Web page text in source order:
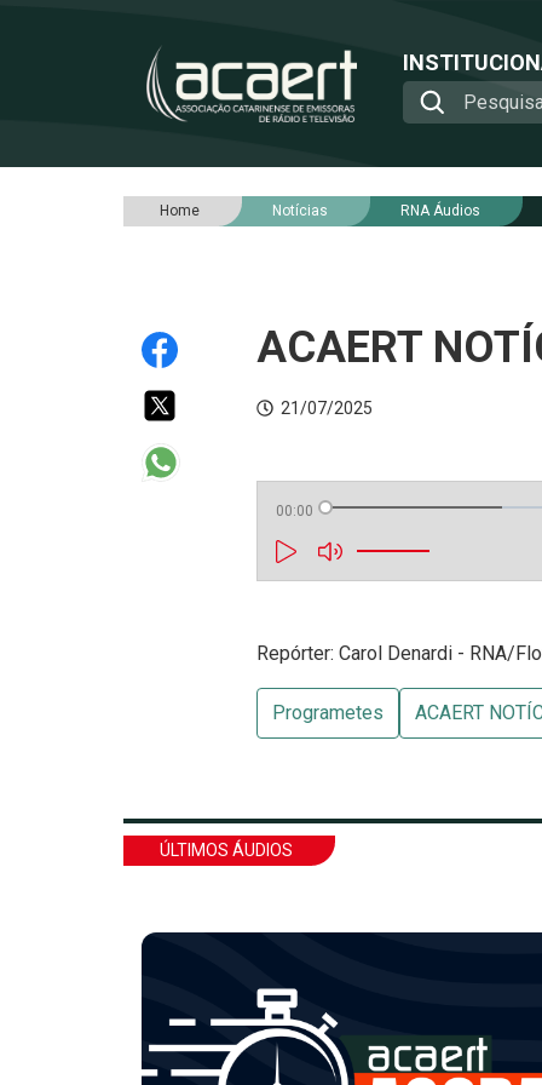
Home Notícias RNA Áudios
ACAERT
21/07/2025
00:00
Repórter: Carol Denardi - RNA/
Programetes ACAERT
ÚLTIMOS ÁUDIOS